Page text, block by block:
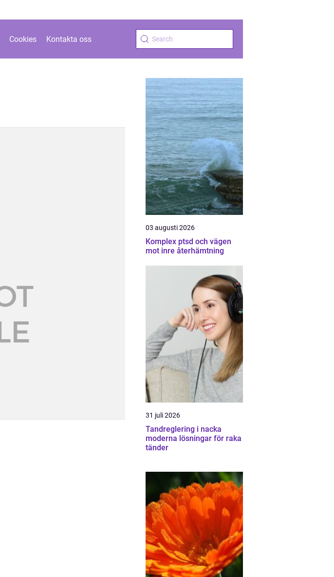
Cookies Kontakta oss
03 augusti 2026
Komplex ptsd och vägen
mot inre återhämtning
31 juli 2026
Tandreglering i nacka
moderna lösningar för raka
tänder